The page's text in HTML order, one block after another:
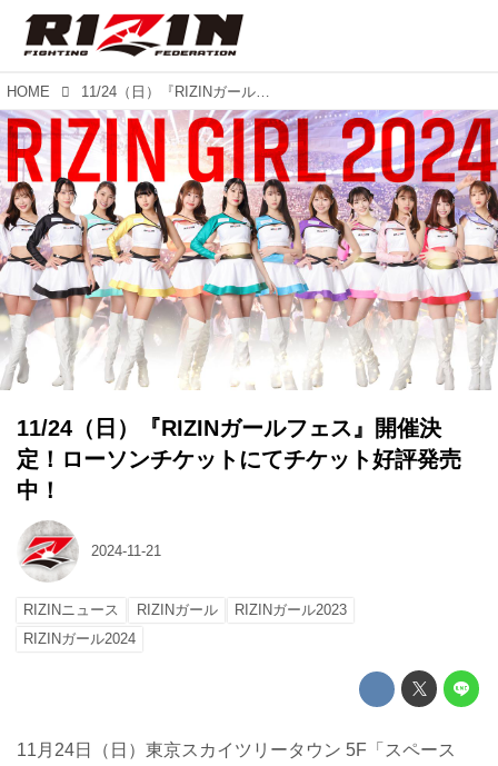
HOME 11/24（日）『RIZINガールフェス』開催決定！ローソンチケットにてチケット好評発売中！
11/24（日）『RIZINガールフェス』開催決
定！ローソンチケットにてチケット好評発売
中！
2024-11-21
RIZINニュース RIZINガール
RIZINガール2023
RIZINガール2024
11月24日（日）東京スカイツリータウン 5F「スペース